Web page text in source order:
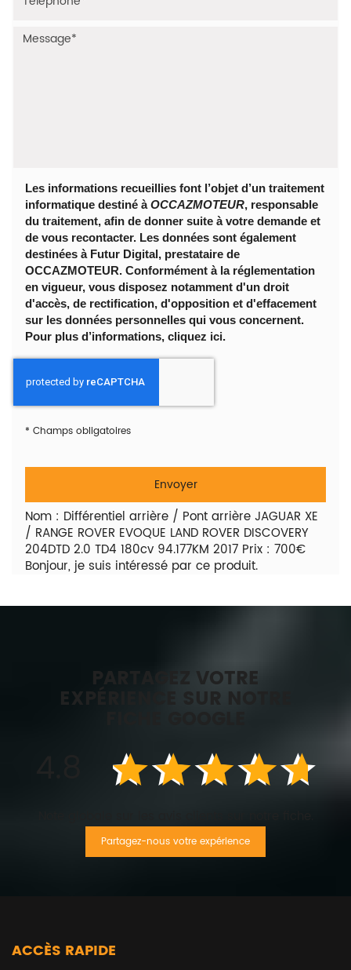
Les informations recueillies font l’objet d’un traitement
informatique destiné àOCCAZMOTEUR, responsable
du traitement, afin de donner suite à votre demande et
de vous recontacter. Les données sont également
destinées à Futur Digital, prestataire de
OCCAZMOTEUR. Conformément à la réglementation
en vigueur, vous disposez notamment d'un droit
d'accès, de rectification, d'opposition et d'effacement
sur les données personnelles qui vous concernent.
Pour plus d’informations, cliquez ici.
* Champs obligatoires
Nom : Différentiel arrière / Pont arrière JAGUAR XE
/ RANGE ROVER EVOQUE LAND ROVER DISCOVERY
204DTD 2.0 TD4 180cv 94.177KM 2017 Prix : 700€
Bonjour, je suis intéressé par ce produit.
PARTAGEZ VOTRE
EXPÉRIENCE SUR NOTRE
Partagez-nous votre expérience
ACCÈS RAPIDE